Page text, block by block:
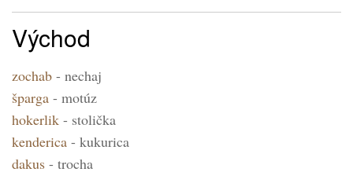
Východ
zochab - nechaj
šparga - motúz
hokerlik - stolička
kenderica - kukurica
dakus - trocha